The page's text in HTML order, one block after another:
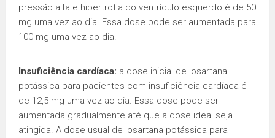
pressão alta e hipertrofia do ventrículo esquerdo é de 50
mg uma vez ao dia. Essa dose pode ser aumentada para
100 mg uma vez ao dia.
Insuficiência cardíaca: a dose inicial de losartana
potássica para pacientes com insuficiência cardíaca é
de 12,5 mg uma vez ao dia. Essa dose pode ser
aumentada gradualmente até que a dose ideal seja
atingida. A dose usual de losartana potássica para